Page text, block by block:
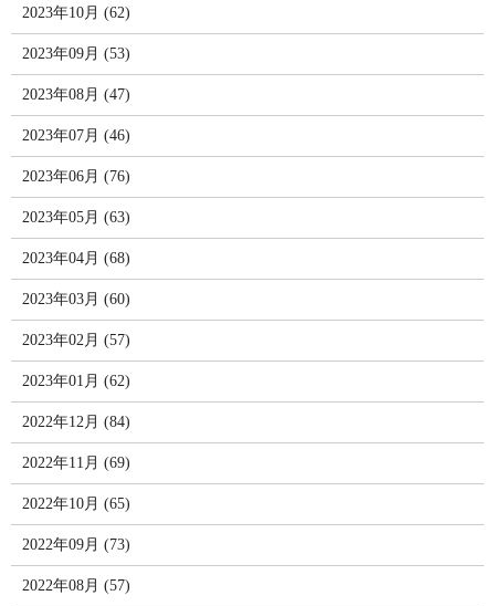
2023年10月 (62)
2023年09月 (53)
2023年08月 (47)
2023年07月 (46)
2023年06月 (76)
2023年05月 (63)
2023年04月 (68)
2023年03月 (60)
2023年02月 (57)
2023年01月 (62)
2022年12月 (84)
2022年11月 (69)
2022年10月 (65)
2022年09月 (73)
2022年08月 (57)